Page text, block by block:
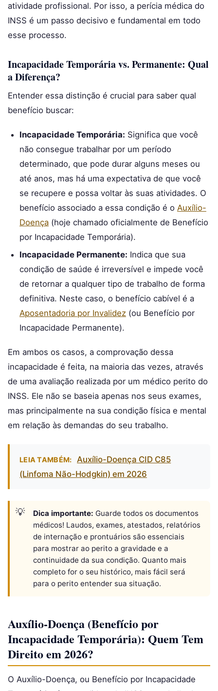
atividade profissional. Por isso, a perícia médica do
INSS é um passo decisivo e fundamental em todo
esse processo.
Incapacidade Temporária vs. Permanente: Qual
a Diferença?
Entender essa distinção é crucial para saber qual
benefício buscar:
Incapacidade Temporária: Significa que você
não consegue trabalhar por um período
determinado, que pode durar alguns meses ou
até anos, mas há uma expectativa de que você
se recupere e possa voltar às suas atividades. O
benefício associado a essa condição é o Auxílio-
Doença (hoje chamado oficialmente de Benefício
por Incapacidade Temporária).
Incapacidade Permanente: Indica que sua
condição de saúde é irreversível e impede você
de retornar a qualquer tipo de trabalho de forma
definitiva. Neste caso, o benefício cabível é a
Aposentadoria por Invalidez (ou Benefício por
Incapacidade Permanente).
Em ambos os casos, a comprovação dessa
incapacidade é feita, na maioria das vezes, através
de uma avaliação realizada por um médico perito do
INSS. Ele não se baseia apenas nos seus exames,
mas principalmente na sua condição física e mental
em relação às demandas do seu trabalho.
LEIA TAMBÉM:
Auxílio-Doença CID C85
(Linfoma Não-Hodgkin) em 2026
Dica importante: Guarde todos os documentos
médicos! Laudos, exames, atestados, relatórios
de internação e prontuários são essenciais
para mostrar ao perito a gravidade e a
continuidade da sua condição. Quanto mais
completo for o seu histórico, mais fácil será
para o perito entender sua situação.
Auxílio-Doença (Benefício por
Incapacidade Temporária): Quem Tem
Direito em 2026?
O Auxílio-Doença, ou Benefício por Incapacidade